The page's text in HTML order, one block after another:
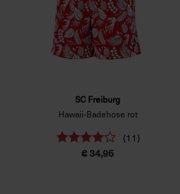
SC Freiburg
Hawaii-Badehose rot
(11)
€ 34,95